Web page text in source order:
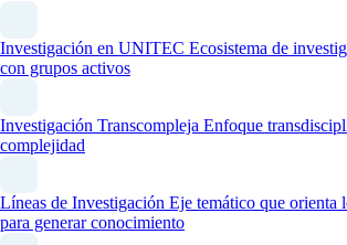
Investigación en UNITEC Ecosistema de
con grupos activos
Investigación Transcompleja Enfoque
complejidad
Líneas de Investigación Eje temático que orienta
para generar conocimiento